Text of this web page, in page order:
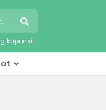
kuponki